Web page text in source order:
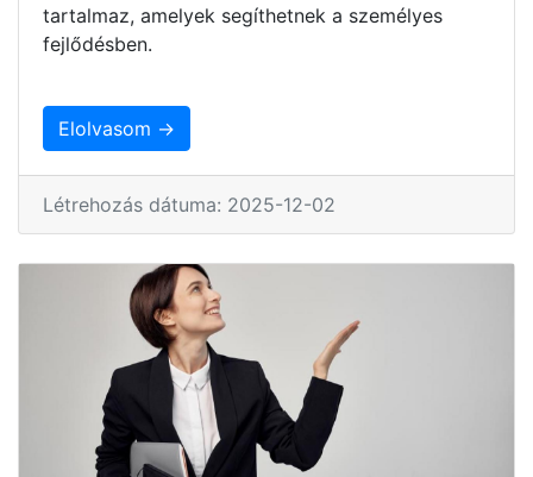
tartalmaz, amelyek segíthetnek a személyes
fejlődésben.
Elolvasom →
Létrehozás dátuma: 2025-12-02